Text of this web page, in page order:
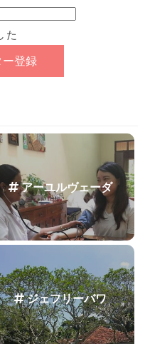
た
アーユルヴェーダ
ジェフリーバワ